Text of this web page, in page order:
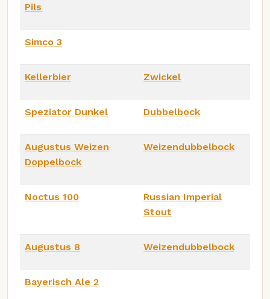
Pils
Simco 3
Kellerbier Zwickel
Speziator Dunkel Dubbelbock
Augustus Weizen
Doppelbock
Weizendubbelbock
Noctus 100
Russian Imperial
Stout
Augustus 8 Weizendubbelbock
Bayerisch Ale 2